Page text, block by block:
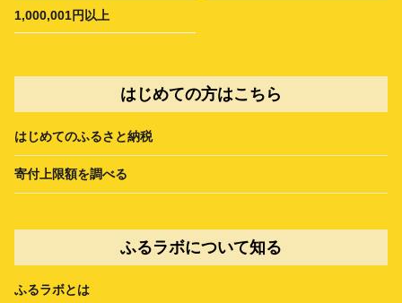
1,000,001円以上
はじめての方はこちら
はじめてのふるさと納税
寄付上限額を調べる
ふるラボについて知る
ふるラボとは